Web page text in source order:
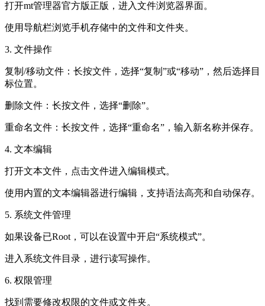
打开mt管理器官方版正版，进入文件浏览器界面。
使用导航栏浏览手机存储中的文件和文件夹。
3. 文件操作
复制/移动文件：长按文件，选择“复制”或“移动”，然后选择目
标位置。
删除文件：长按文件，选择“删除”。
重命名文件：长按文件，选择“重命名”，输入新名称并保存。
4. 文本编辑
打开文本文件，点击文件进入编辑模式。
使用内置的文本编辑器进行编辑，支持语法高亮和自动保存。
5. 系统文件管理
如果设备已Root，可以在设置中开启“系统模式”。
进入系统文件目录，进行读写操作。
6. 权限管理
找到需要修改权限的文件或文件夹。